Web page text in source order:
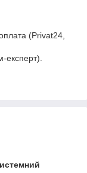
(Privat24,
експерт).